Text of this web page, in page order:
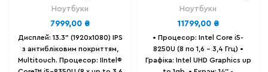
Ноутбуки
7999,00 ₴
Дисплей: 13.3" (1920х1080) IPS
з антибліковим покриттям,
Multitouch. Процесор: IIntel®
Ноутбуки
11799,00 ₴
• Процесор: Intel Сore i5-
8250U (8 по 1,6 - 3,4 Ггц) •
Графіка: Intel UHD Graphics up